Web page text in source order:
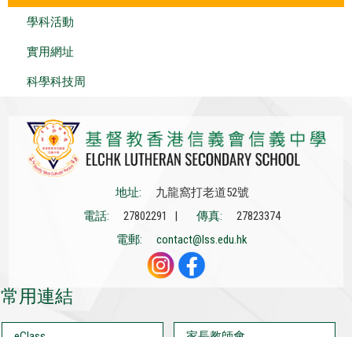
學科活動
實用網址
科學科技周
地址:
九龍窩打老道52號
電話:
27802291 | 傳真:
27823374
電郵:
contact@lss.edu.hk
常用連結